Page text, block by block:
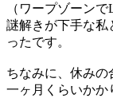
（ワープゾーン
謎解きが下手な私
ったです。
ちなみに、休み
一ヶ月くらいかか